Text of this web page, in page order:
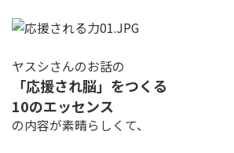
ヤスシさんのお話の
「応援され脳」をつくる
10のエッセンス
の内容が素晴らしくて、